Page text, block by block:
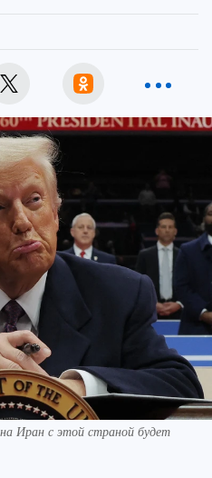
Иран с этой страной будет